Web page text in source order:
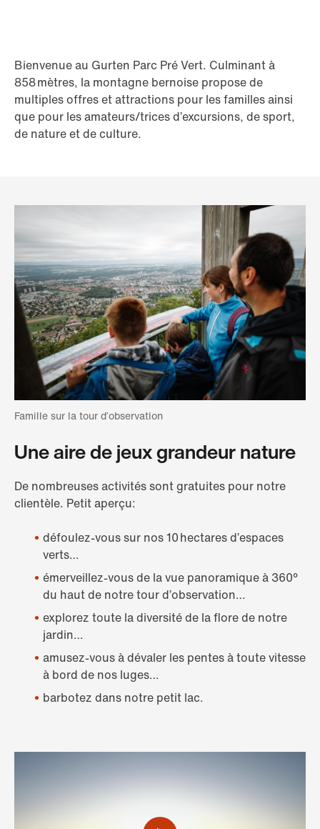
Bienvenue au Gurten Parc Pré Vert. Culminant à
858 mètres, la montagne bernoise propose de
multiples offres et attractions pour les familles ainsi
que pour les amateurs/trices d’excursions, de sport,
de nature et de culture.
Famille sur la tour d’observation
Une aire de jeux grandeur nature
De nombreuses activités sont gratuites pour notre
clientèle. Petit aperçu:
défoulez-vous sur nos 10 hectares d’espaces
verts…
émerveillez-vous de la vue panoramique à 360°
du haut de notre tour d’observation…
explorez toute la diversité de la flore de notre
jardin…
amusez-vous à dévaler les pentes à toute vitesse
à bord de nos luges…
barbotez dans notre petit lac.